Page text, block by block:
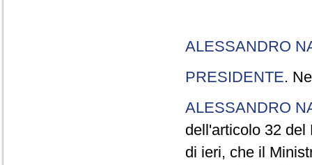
ALESSANDRO
PRESIDENTE.
ALESSANDRO
dell'articolo 32 del
di ieri, che il